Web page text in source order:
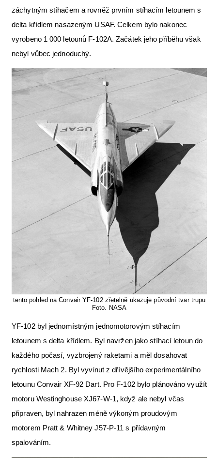
záchytným stíhačem a rovněž prvním stíhacím letounem s
delta křídlem nasazeným USAF. Celkem bylo nakonec
vyrobeno 1 000 letounů F-102A. Začátek jeho příběhu však
nebyl vůbec jednoduchý.
tento pohled na Convair YF-102 zřetelně ukazuje původní tvar trupu
Foto. NASA
YF-102 byl jednomístným jednomotorovým stíhacím
letounem s delta křídlem. Byl navržen jako stíhací letoun do
každého počasí, vyzbrojený raketami a měl dosahovat
rychlosti Mach 2. Byl vyvinut z dřívějšího experimentálního
letounu Convair XF-92 Dart. Pro F-102 bylo plánováno využít
motoru Westinghouse XJ67-W-1, když ale nebyl včas
připraven, byl nahrazen méně výkoným proudovým
motorem Pratt & Whitney J57-P-11 s přídavným
spalováním.